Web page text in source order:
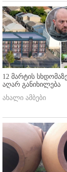
12 მარტის
აღარ განიხილება
ახალი ამბები